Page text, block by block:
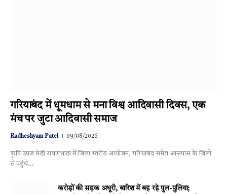
गरियाबंद में धूमधाम से मना विश्व आदिवासी दिवस, एक
मंच पर जुटा आदिवासी समाज
Radheshyam Patel 09/08/2026
कृषि उपज मंडी रावणभाठा में जिला स्तरीय आयोजन, गरियाबंद समेत आसपास के जिलों
से पहुंचे…
करोड़ों की सड़क अधूरी, बारिश में बह रहे पुल-पुलिया;